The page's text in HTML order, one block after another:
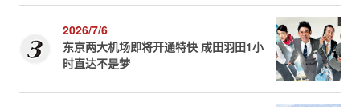
2026/7/6
东京两大机场即将开通特快 成田羽田1小
时直达不是梦